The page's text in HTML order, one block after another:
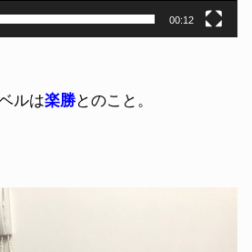
00:12
ルは楽勝とのこと。